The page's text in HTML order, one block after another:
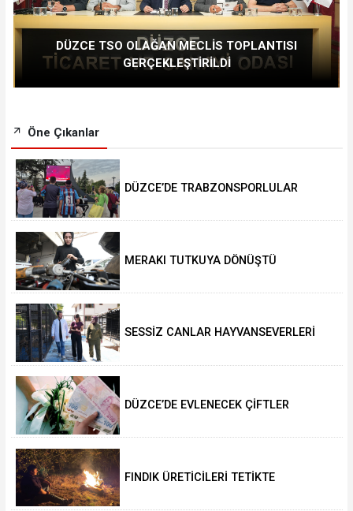
DÜZCE TSO OLAĞAN MECLİS TOPLANTISI
GERÇEKLEŞTİRİLDİ
Öne Çıkanlar
DÜZCE’DE TRABZONSPORLULAR
MERAKI TUTKUYA DÖNÜŞTÜ
SESSİZ CANLAR HAYVANSEVERLERİ
DÜZCE’DE EVLENECEK ÇİFTLER
FINDIK ÜRETİCİLERİ TETİKTE